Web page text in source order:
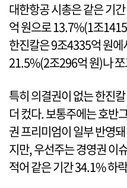
대한항공 시총은 같은 기
억 원으로 13.7%(1조
한진칼은 9조4335억 원
21.5%(2조296억 원)나
특히 의결권이 없는 한진
더 컸다. 보통주에는 호반
권 프리미엄이 일부 반영
지만, 우선주는 경영권 이
적어 같은 기간 34.1% 하